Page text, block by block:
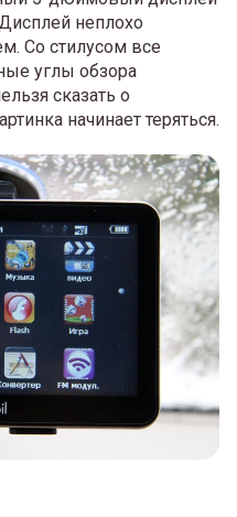
неплохо
Со стилусом все
углы обзора
сказать о
начинает теряться.